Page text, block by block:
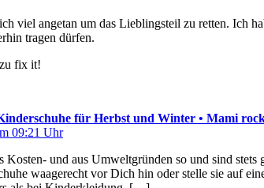
viel angetan um das Lieblingsteil zu retten. Ich
tragen dürfen.
fix it!
für Herbst und Winter • Mami
09:21 Uhr
und aus Umweltgründen so und sind
waagerecht vor Dich hin oder stelle sie auf